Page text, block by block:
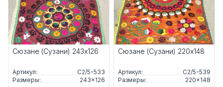
Сюзане (Сузани) 243x126
Артикул:
С2/5-533
Размеры:
243×126
Сюзане (Сузани) 220x148
Артикул:
С2/5-539
Размеры:
220×148